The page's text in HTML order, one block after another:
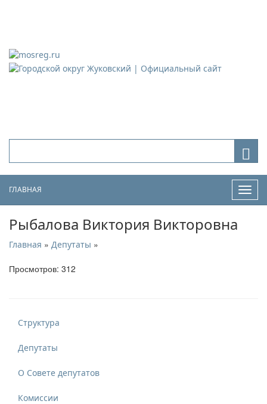
ГЛАВНАЯ
Рыбалова Виктория Викторовна
Главная » Депутаты »
Просмотров: 312
Структура
Депутаты
О Совете депутатов
Комиссии